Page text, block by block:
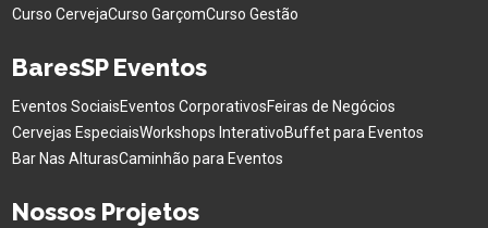
Curso CervejaCurso GarçomCurso Gestão
BaresSP Eventos
Eventos SociaisEventos CorporativosFeiras de Negócios
Cervejas EspeciaisWorkshops InterativoBuffet para Eventos
Bar Nas AlturasCaminhão para Eventos
Nossos Projetos